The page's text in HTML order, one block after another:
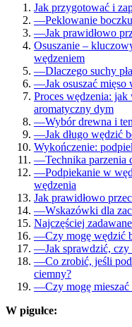
Jak przygotować i
—Peklowanie
—Jak prawidłowo
Osuszanie –
wędzeniem
—Dlaczego suchy
—Jak osuszać
Proces wędzenia:
aromatyczny dym
—Wybór drewna i
—Jak długo wędzić
Wykończenie:
—Technika parzenia
—Podpiekanie w
wędzenia
Jak prawidłowo
—Wskazówki dla
Najczęściej
—Czy mogę wędzić
—Jak sprawdzić,
—Co zrobić, jeśli
ciemny?
—Czy mogę
W pigułce: